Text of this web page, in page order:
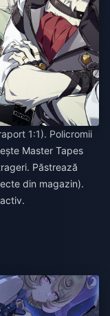
1:1). Policromii
Master Tapes
Păstrează
din magazin).